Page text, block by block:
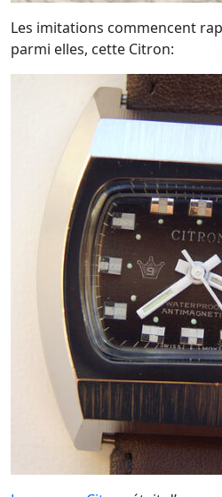
Les imitations commencent
parmi elles, cette Citron: